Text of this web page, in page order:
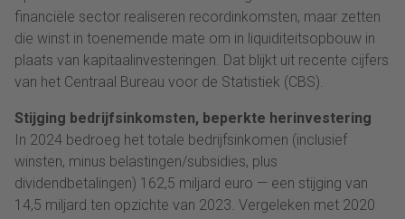
financiële sector realiseren recordinkomsten, maar zetten
die winst in toenemende mate om in liquiditeitsopbouw in
plaats van kapitaalinvesteringen. Dat blijkt uit recente cijfers
van het Centraal Bureau voor de Statistiek (CBS).
Stijging bedrijfsinkomsten, beperkte herinvestering
In 2024 bedroeg het totale bedrijfsinkomen (inclusief
winsten, minus belastingen/subsidies, plus
dividendbetalingen) 162,5 miljard euro — een stijging van
14,5 miljard ten opzichte van 2023. Vergeleken met 2020